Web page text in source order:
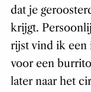
dat je
krijgt.
rijst vind ik een
voor een
later naar het